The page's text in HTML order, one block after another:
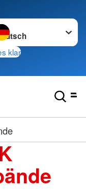
wechseln zu
klar